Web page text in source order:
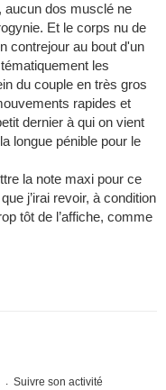
aucun dos musclé ne
Et le corps nu de
contrejour au bout d'un
les
du couple en très gros
rapides et
dernier à qui on vient
longue pénible pour le
la note maxi pour ce
j’irai revoir, à condition
tôt de l’affiche, comme
Suivre son activité